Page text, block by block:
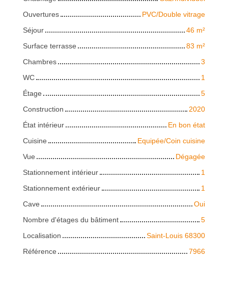
Ouvertures
PVC/Double vitrage
Séjour
46 m²
Surface terrasse
83 m²
Chambres
3
WC
1
Étage
5
Construction
2020
État intérieur
En bon état
Cuisine
Equipée/Coin cuisine
Vue
Dégagée
Stationnement intérieur
1
Stationnement extérieur
1
Cave
Oui
Nombre d'étages du bâtiment
5
Localisation
Saint-Louis 68300
Référence
7966